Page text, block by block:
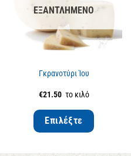
ΕΞΑΝΤΛΗΜΈΝΟ
Γκρανοτύρι Ίου
€21.50το κιλό
Επιλέξτε